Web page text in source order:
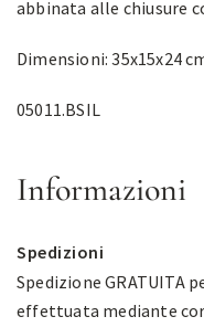
abbinata alle chiusure
Dimensioni: 35x15x24
05011.BSIL
Informazioni
Spedizioni
Spedizione GRATUITA
effettuata mediante